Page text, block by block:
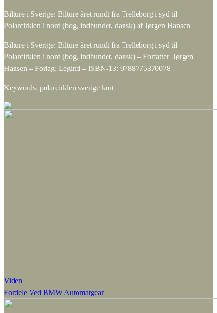
Bilture i Sverige: Bilture året rundt fra Trelleborg i syd til
Polarcirklen i nord (bog, indbundet, dansk) af Jørgen Hansen
Bilture i Sverige: Bilture året rundt fra Trelleborg i syd til
Polarcirklen i nord (bog, indbundet, dansk) – Forfatter: Jørgen
Hansen – Forlag: Legind – ISBN-13: 9788775370078
Keywords: polarcirklen sverige kort
Viden
Fordele Ved BMW Automatgear